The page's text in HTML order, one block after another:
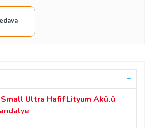
Ultra Hafif Lityum Akülü